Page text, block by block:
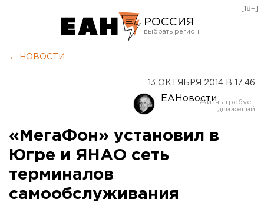
РОССИЯ
Оренбург
[18+]
← НОВОСТИ
13 ОКТЯБРЯ 2014 В 17:46
ЕАНовости
«МегаФон» установил в
Югре и ЯНАО сеть
терминалов
самообслуживания